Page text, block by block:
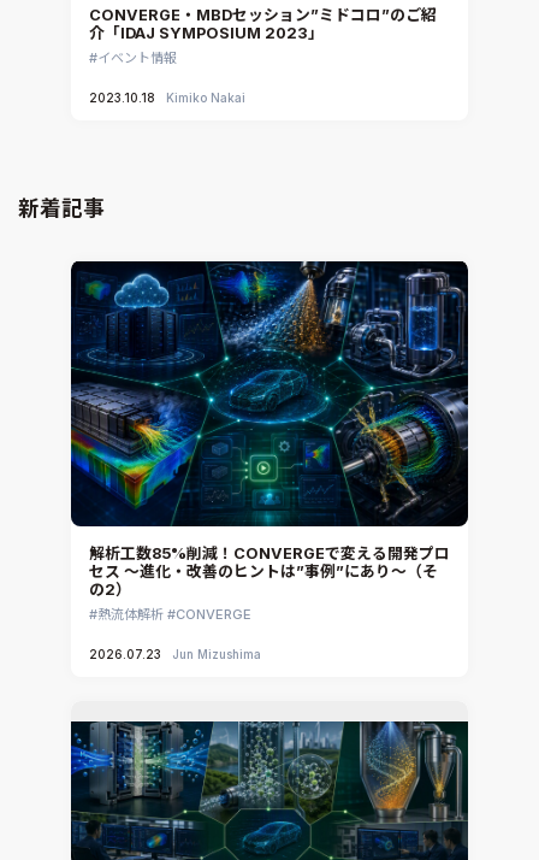
CONVERGE・MBDセッション”ミドコロ”のご紹
介「IDAJ SYMPOSIUM 2023」
イベント情報
2023.10.18 Kimiko Nakai
新着記事
解析工数85%削減！CONVERGEで変える開発プロ
セス ～進化・改善のヒントは”事例”にあり～（そ
の2）
熱流体解析 CONVERGE
2026.07.23 Jun Mizushima